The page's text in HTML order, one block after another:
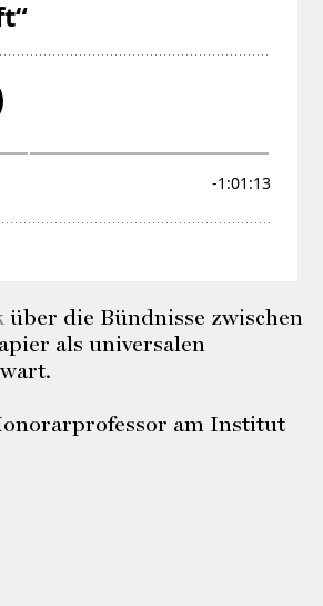
über die Bündnisse zwischen
als universalen
am Institut